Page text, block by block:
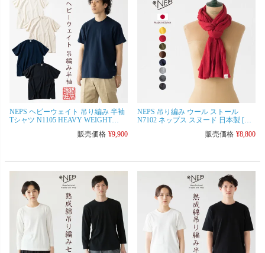
NEPS ヘビーウェイト 吊り編み 半袖
Tシャツ N1105 HEAVY WEIGHT
販売価格 ¥9,900
NEPS 吊り編み ウール ストール
N7102 ネップス スヌード 日本製 [ネ
販売価格 ¥8,800